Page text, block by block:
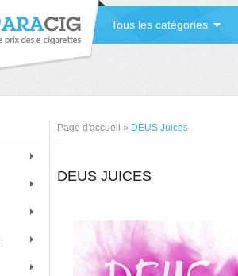
Tous les catégories
Page d'accueil » DEUS Juices
DEUS JUICES